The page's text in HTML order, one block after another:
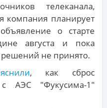
телеканала,
компания планирует
о старте
августа и пока
не принято.
, как сброс
АЭС "Фукусима-1"